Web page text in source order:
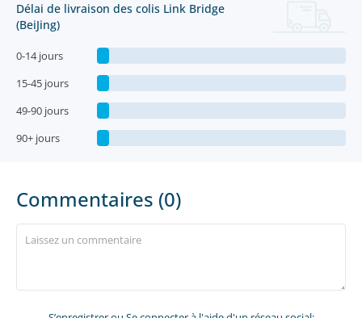
Délai de livraison des colis Link Bridge
(BeiJing)
0-14 jours
15-45 jours
49-90 jours
90+ jours
Commentaires (0)